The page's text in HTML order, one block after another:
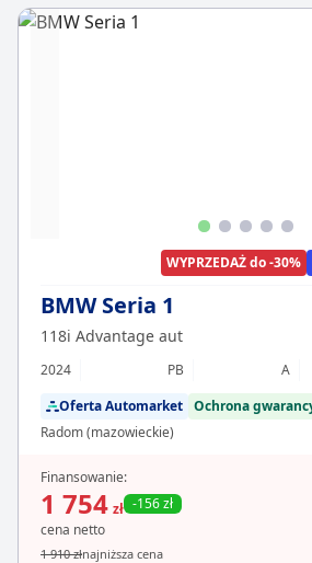
WYPRZEDAŻ do -30%
BMW Seria 1
118i Advantage aut
2024 PB A
Oferta Automarket Ochrona
Radom (mazowieckie)
Finansowanie:
1 754 zł -156 zł
cena netto
1 910 złnajniższa cena